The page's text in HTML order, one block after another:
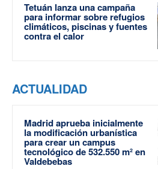
Tetuán lanza una campaña
para informar sobre refugios
climáticos, piscinas y fuentes
contra el calor
ACTUALIDAD
Madrid aprueba inicialmente
la modificación urbanística
para crear un campus
tecnológico de 532.550 m² en
Valdebebas